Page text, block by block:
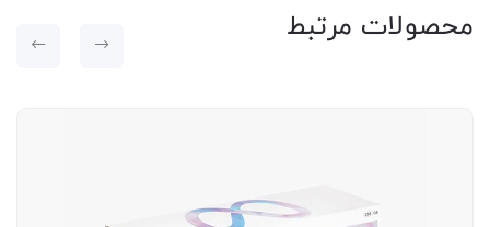
محصولات مرتبط